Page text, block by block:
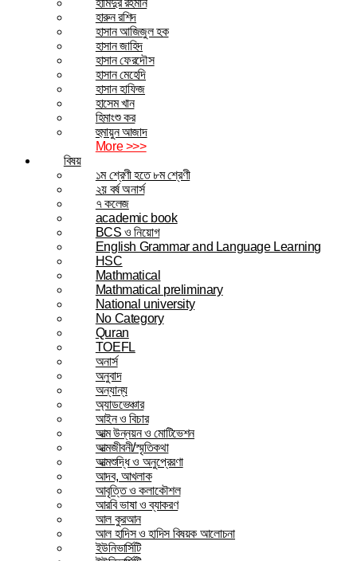
হামিদুর রহমান
হারুন রশিদ
হাসান আজিজুল হক
হাসান জাহিদ
হাসান ফেরদৌস
হাসান মেহেদি
হাসান হাফিজ
হাসেম খান
হিমাংশু কর
হুমায়ুন আজাদ
More >>>
বিষয়
১ম শ্রেণী হতে ৮ম শ্রেণী
২য় বর্ষ অনার্স
৭ কলেজ
academic book
BCS ও নিয়োগ
English Grammar and Language Learning
HSC
Mathmatical
Mathmatical preliminary
National university
No Category
Quran
TOEFL
অনার্স
অনুবাদ
অন্যান্য
অ্যাডভেঞ্চার
আইন ও বিচার
আত্ম উন্নয়ন ও মোটিভেশন
আত্মজীবনী/স্মৃতিকথা
আত্মশুদ্ধি ও অনুপ্রেরণা
আদব, আখলাক
আবৃত্তি ও কলাকৌশল
আরবি ভাষা ও ব্যাকরণ
আল কুরআন
আল হাদিস ও হাদিস বিষয়ক আলোচনা
ইউনিভার্সিটি